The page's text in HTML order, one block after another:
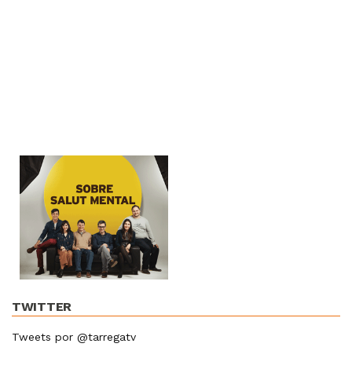
TWITTER
Tweets por @tarregatv